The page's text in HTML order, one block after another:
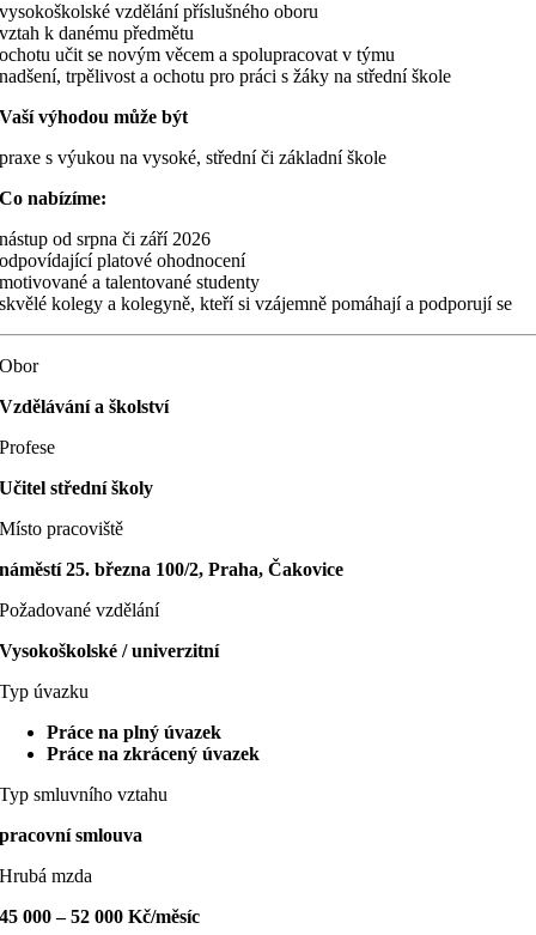
vysokoškolské vzdělání příslušného oboru
vztah k danému předmětu
ochotu učit se novým věcem a spolupracovat v týmu
nadšení, trpělivost a ochotu pro práci s žáky na střední škole
Vaší výhodou může být
praxe s výukou na vysoké, střední či základní škole
Co nabízíme:
nástup od srpna či září 2026
odpovídající platové ohodnocení
motivované a talentované studenty
skvělé kolegy a kolegyně, kteří si vzájemně pomáhají a podporují se
Obor
Vzdělávání a školství
Profese
Učitel střední školy
Místo pracoviště
náměstí 25. března 100/2, Praha, Čakovice
Požadované vzdělání
Vysokoškolské / univerzitní
Typ úvazku
Práce na plný úvazek
Práce na zkrácený úvazek
Typ smluvního vztahu
pracovní smlouva
Hrubá mzda
45 000 – 52 000 Kč/měsíc